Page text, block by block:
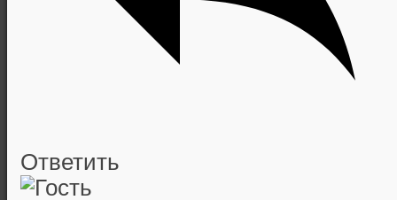
Ответить